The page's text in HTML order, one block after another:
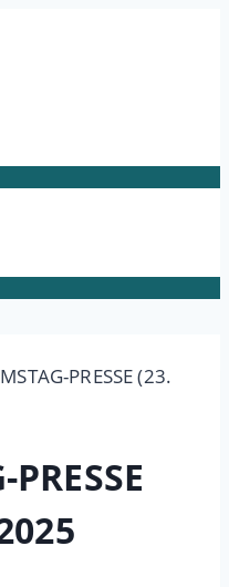
PRESSE (23.